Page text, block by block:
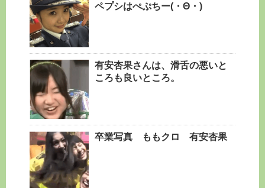
ペプシはぺぷちー(・Θ・)
有安杏果さんは、滑舌の悪いと
ころも良いところ。
卒業写真 ももクロ 有安杏果